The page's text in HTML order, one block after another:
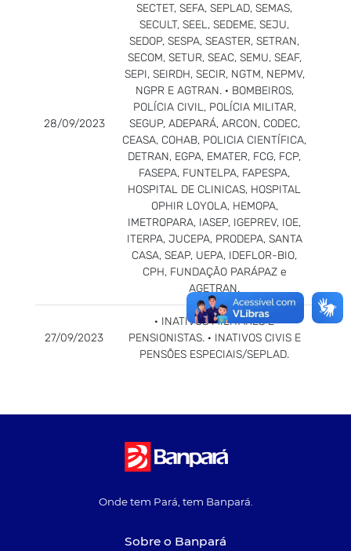
28/09/2023
SECTET, SEFA, SEPLAD, SEMAS,
SECULT, SEEL, SEDEME, SEJU,
SEDOP, SESPA, SEASTER, SETRAN,
SECOM, SETUR, SEAC, SEMU, SEAF,
SEPI, SEIRDH, SECIR, NGTM, NEPMV,
NGPR E AGTRAN. · BOMBEIROS,
POLÍCIA CIVIL, POLÍCIA MILITAR,
SEGUP, ADEPARÁ, ARCON, CODEC,
CEASA, COHAB, POLICIA CIENTÍFICA,
DETRAN, EGPA, EMATER, FCG, FCP,
FASEPA, FUNTELPA, FAPESPA,
HOSPITAL DE CLINICAS, HOSPITAL
OPHIR LOYOLA, HEMOPA,
IMETROPARA, IASEP, IGEPREV, IOE,
ITERPA, JUCEPA, PRODEPA, SANTA
CASA, SEAP, UEPA, IDEFLOR-BIO,
CPH, FUNDAÇÃO PARÁPAZ e
AGETRAN.
27/09/2023
· INATIVOS MILITARES E
PENSIONISTAS. · INATIVOS CIVIS E
PENSÕES ESPECIAIS/SEPLAD.
Onde tem Pará, tem Banpará.
Sobre o Banpará